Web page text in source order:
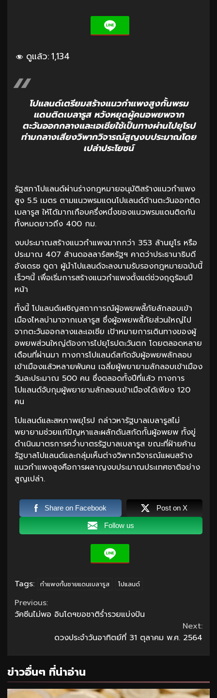
ดูแล้ว:1,134
โปแลนด์เตรียมสร้างแนวกำแพงสูงกั้นพรม
แดนติดเบลารูส หวังหยุดผู้คนอพยพจาก
ตะวันออกกลางและเอเชียใช้เป็นทางผ่านไปยุโรป
ท่ามกลางเสียงวิพากวิจารณ์สูญงบประมาณโดย
เปล่าประโยชน์
รัฐสภาโปแลนด์ผ่านร่างกฎหมายอนุมัติสร้างแนวกำแพง
สูง 5.5 เมตร ตามแนวพรมแดนโปแลนด์ด้านตะวันออกติด
เบลารูส ให้ได้มากเกือบครึ่งหนึ่งของแนวพรมแดนติดกัน
ทั้งหมดยาวถึง 400 กม.
งบประมาณสร้างแนวกำแพงมากกว่า 353 ล้านยูโร หรือ
ประมาณ 407 ล้านดอลลาร์สหรัฐฯ คาดว่าประธานาธิบดี
อังเดรซ ดูดา ผู้นำโปแลนด์จะลงนามรับรองกฎหมายฉบับนี้
เร็วๆนี้ เพื่อเริ่มการสร้างแนวกำแพงตั้งแต่ช่วงฤดูร้อนปี
หน้า
ทั้งนี้ โปแลนด์เผชิญสถาการณ์ผู้อพยพลี้ภัยลักลอบเข้า
เมืองไหลบ่ามาจากเบลารูส ซึ่งผู้อพยพลี้ภัยส่วนใหญ่ไป
จากตะวันออกลางและเอเชีย เป้าหมายการเดินทางของผู้
อพยพส่วนใหญ่ต้องการไปยุโรปตะวันตก โดยตลอดหลาย
เดือนที่ผ่านมา ทางการโปแลนด์สกัดจับผู้อพยพลักลอบ
เข้าเมืองแล้วหลายพันคน เฉลี่ยผู้พยายามลักลอบเข้าเมือง
วันละประมาณ 500 คน ซึ่งตลอดทั้งปีที่แล้ว ทางการ
โปแลนด์จับกุมผู้พยายามลักลอบเข้าเมืองได้เพียง 120
คน
โปแลนด์และสหภาพยุโรป กล่าวหารัฐบาลเบลารูสไม่
พยายามช่วยแก้ปัญหาและผลักดันสกัดกั้นผู้อพยพ ทั้งขู่
ดำเนินมาตรการคว่ำบาตรรัฐบาลเบลารูส ขณะที่ฝ่ายค้าน
รัฐบาลโปแลนด์และกลุ่มเห็นต่างวิพากวิจารณ์แผนสร้าง
แนวกำแพงสูงคือการผลาญงบประมาณประเทศชาติอย่าง
สูญเปล่า.
Share on Facebook Post on X
Follow us
Tags: กำแพงกั้นชายแดนเบลารูส โปแลนด์
Continue
Reading
Previous:
วัคซีนไม่พอ อินโดฯขอชาติร่ำรวยแบ่งปัน
Next:
ดวงประจำวันอาทิตย์ที่ 31 ตุลาคม พ.ศ. 2564
ข่าวอื่นๆ ที่น่าอ่าน